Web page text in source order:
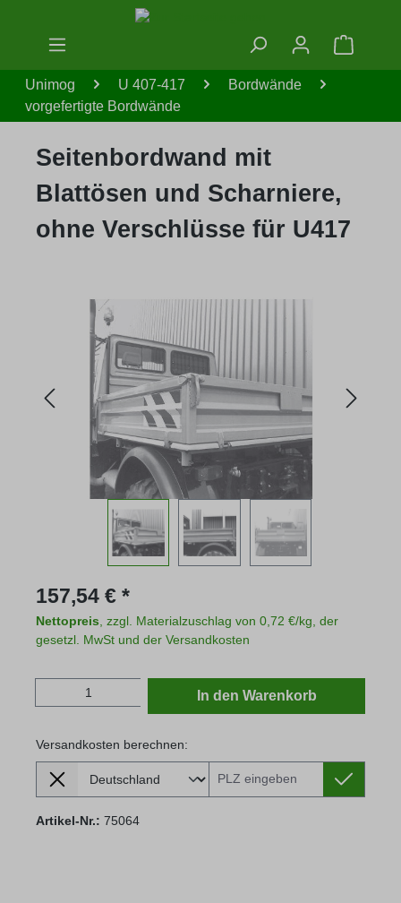
Zum Hauptinhalt springen
Unimog U 407-417
Bordwände
vorgefertigte Bordwände
Seitenbordwand mit
Blattösen und Scharniere,
ohne Verschlüsse für U417
Bildergalerie überspringen
Regulärer Preis:
157,54 € *
Nettopreis , zzgl. Materialzuschlag von 0,72 €/kg, der
gesetzl. MwSt und der Versandkosten
Produkt Anzahl: Gib den gewünschten
In den Warenkorb
Versandkosten berechnen:
Lieferland
Versandkosten berechnen:
Artikel-Nr.: 75064